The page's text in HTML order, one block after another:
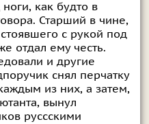
как будто в
Старший в чине,
с рукой под
отдал ему честь.
и другие
снял перчатку
из них, а затем,
вынул
руссскими